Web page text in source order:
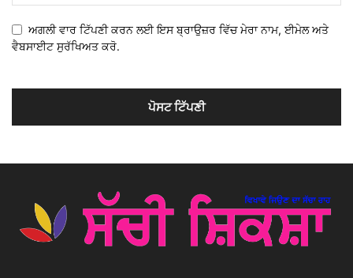
ਅਗਲੀ ਵਾਰ ਟਿੱਪਣੀ ਕਰਨ ਲਈ ਇਸ ਬ੍ਰਾਉਜ਼ਰ ਵਿੱਚ ਮੇਰਾ ਨਾਮ, ਈਮੇਲ ਅਤੇ
ਵੈਬਸਾਈਟ ਸੁਰੱਖਿਅਤ ਕਰੋ.